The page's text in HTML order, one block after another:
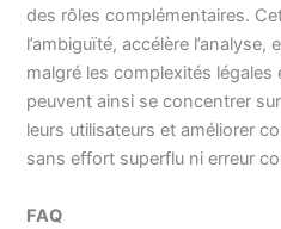
des rôles complémentaires.
l’ambiguïté, accélère
malgré les complexités
peuvent ainsi se concentrer
leurs utilisateurs et améliorer
sans effort superflu ni erreur
FAQ